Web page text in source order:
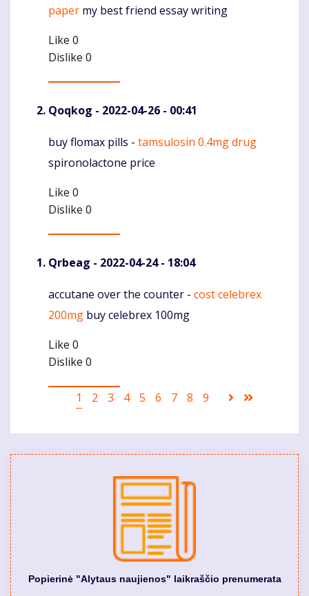
paper my best friend essay writing
Like 0
Dislike 0
Qoqkog - 2022-04-26 - 00:41
Komentaras
buy flomax pills - tamsulosin 0.4mg drug
spironolactone price
Like 0
Dislike 0
Qrbeag - 2022-04-24 - 18:04
Komentaras
accutane over the counter - cost celebrex
200mg buy celebrex 100mg
Like 0
Dislike 0
Pagination
Current
1 Puslapis
2 Puslapis
3 Puslapis
4 Puslapis
5 Puslapis
6 Puslapis
7 Puslapis
8 Puslapis
9
Sekantis
Popierinė "Alytaus naujienos" laikraščio prenumerata